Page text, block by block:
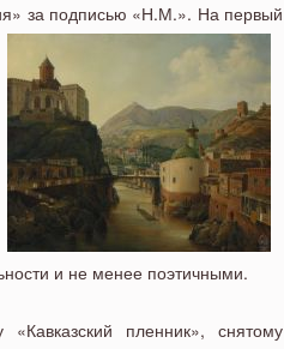
за подписью «Н.М.». На первый
и не менее поэтичными.
пленник», снятому